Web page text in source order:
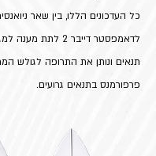
כל העדכונים הללו, בין שאר
לדאמפסטר דייבר 2
תנאים ונותן את התרופה לגולש
פרפורמנס בתנאים גרועים.